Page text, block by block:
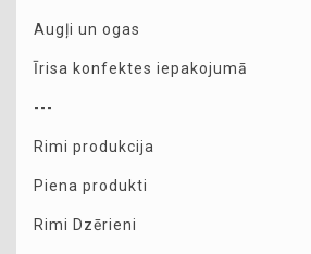
Augļi un ogas
Īrisa konfektes iepakojumā
---
Rimi produkcija
Piena produkti
Rimi Dzērieni